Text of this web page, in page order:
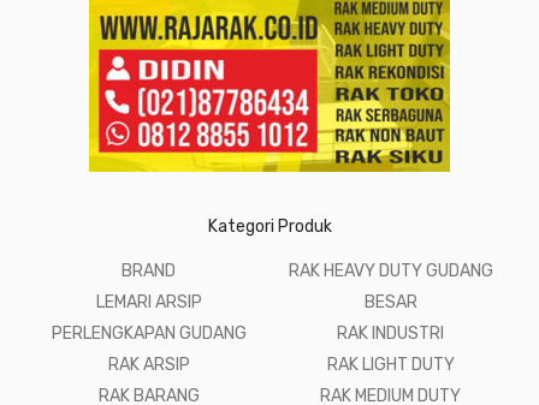
Kategori Produk
BRAND
LEMARI ARSIP
PERLENGKAPAN GUDANG
RAK ARSIP
RAK BARANG
RAK HEAVY DUTY GUDANG
BESAR
RAK INDUSTRI
RAK LIGHT DUTY
RAK MEDIUM DUTY